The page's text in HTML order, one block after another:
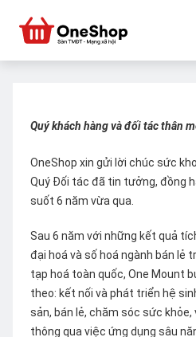
Quý khách hàng và đối tác thân
OneShop xin gửi lời chúc sức
Quý Đối tác đã tin tưởng, đồng
suốt 6 năm vừa qua.
Sau 6 năm với những kết quả
đại hoá và số hoá ngành bán lẻ
tạp hoá toàn quốc, One Mount
theo: kết nối và phát triển hệ
sản, bán lẻ, chăm sóc sức khỏe,
thông qua việc ứng dụng sâu